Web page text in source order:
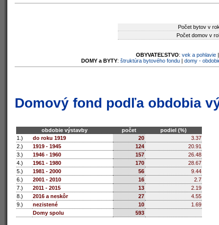
Počet bytov v
Počet domov v
OBYVATEĽSTVO: vek a pohlavie
DOMY a BYTY: štruktúra bytového fondu| domy -
Domový fond podľa obdobia
obdobie výstavby počet
podiel (%)
1.)
do roku 1919 20
3.37
2.)
1919 - 1945 124
20.91
3.)
1946 - 1960 157
26.48
4.)
1961 - 1980 170
28.67
5.)
1981 - 2000 56
9.44
6.)
2001 - 2010 16
2.7
7.)
2011 - 2015 13
2.19
8.)
2016 a neskôr 27
4.55
9.)
nezistené 10
1.69
Domy spolu
593